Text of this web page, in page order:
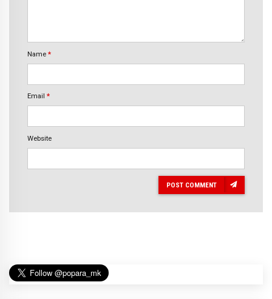
Name *
Email *
Website
POST COMMENT